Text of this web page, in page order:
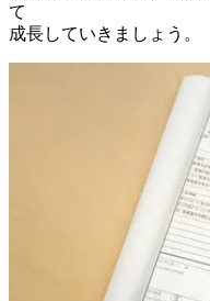
て